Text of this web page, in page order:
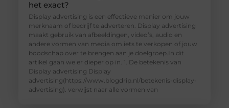
het exact?
Display advertising is een effectieve manier om jouw
merknaam of bedrijf te adverteren. Display advertising
maakt gebruik van afbeeldingen, video’s, audio en
andere vormen van media om iets te verkopen of jouw
boodschap over te brengen aan je doelgroep.In dit
artikel gaan we er dieper op in. 1. De betekenis van
Display advertising Display
advertising(https://www.blogdrip.nl/betekenis-display-
advertising). verwijst naar alle vormen van